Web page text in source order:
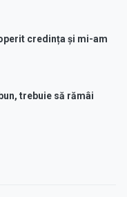
credința și mi-am
trebuie să rămâi